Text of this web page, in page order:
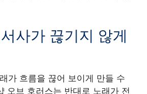
사가 끊기지 않게
가 흐름을 끊어 보이게 만들 수
오브 호러스는 반대로 노래가 전